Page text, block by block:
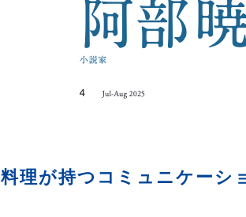
料理が持つコミュニケーシ